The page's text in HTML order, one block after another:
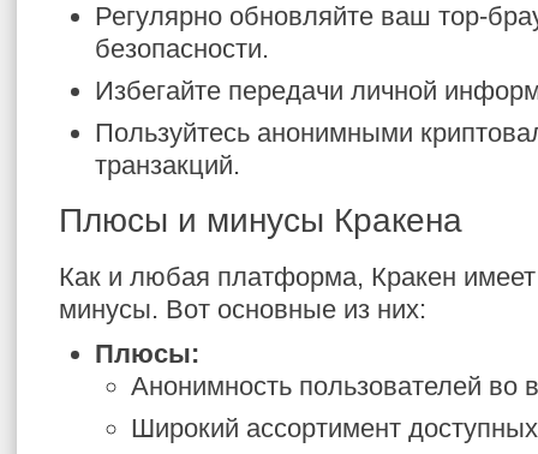
Регулярно обновляйте ваш тор-
безопасности.
Избегайте передачи личной
Пользуйтесь анонимными
транзакций.
Плюсы и минусы Кракена
Как и любая платформа, Кракен
минусы. Вот основные из них:
Плюсы:
Анонимность пользователей во
Широкий ассортимент